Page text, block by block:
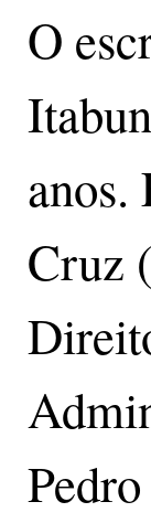
O
anos.
Cruz